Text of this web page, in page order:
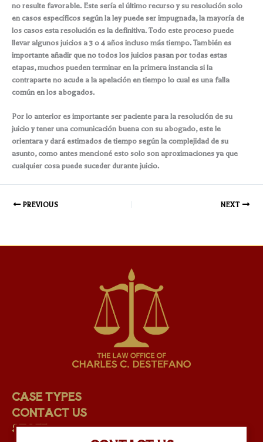
no resulte favorable. Este sería el último recurso y su resolución solo
en casos específicos según la ley puede ser impugnada, la mayoría de
los casos esta resolución es la definitiva. Todo este proceso puede
llevar algunos juicios a 3 o 4 años incluso más tiempo. También es
importante añadir que no todos los juicios pasan por todas estas
etapas, muchos pueden terminar en la primera instancia si la
contraparte no acude a la apelación en tiempo lo cual es una falla
común en los abogados.
Por lo anterior es importante ser paciente para la resolución de su
juicio y tener una comunicación buena con su abogado, este le
orientara y dará estimados de tiempo según la complejidad de su
asunto, como antes mencioné esto solo son aproximaciones ya que
cualquier cosa puede suceder durante juicio.
PREVIOUS NEXT
CASE TYPES
CONTACT US
STAFF